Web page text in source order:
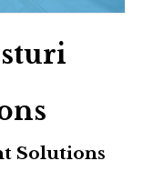
Solutions